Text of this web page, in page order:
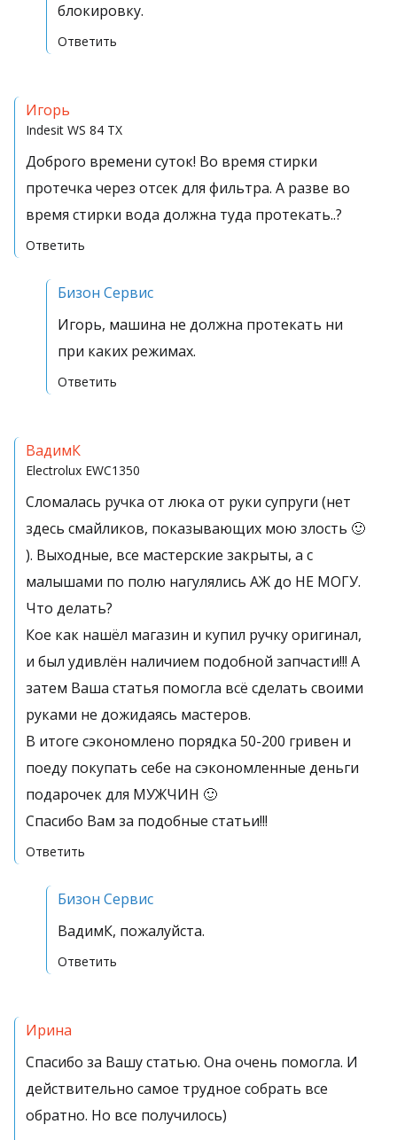
блокировку.
Ответить
Игорь
Indesit WS 84 TX
Доброго времени суток! Во время стирки
протечка через отсек для фильтра. А разве во
время стирки вода должна туда протекать..?
Ответить
Бизон Сервис
Игорь, машина не должна протекать ни
при каких режимах.
Ответить
ВадимК
Electrolux EWC1350
Сломалась ручка от люка от руки супруги (нет
здесь смайликов, показывающих мою злость 🙂
). Выходные, все мастерские закрыты, а с
малышами по полю нагулялись АЖ до НЕ МОГУ.
Что делать?
Кое как нашёл магазин и купил ручку оригинал,
и был удивлён наличием подобной запчасти!!! А
затем Ваша статья помогла всё сделать своими
руками не дожидаясь мастеров.
В итоге сэкономлено порядка 50-200 гривен и
поеду покупать себе на сэкономленные деньги
подарочек для МУЖЧИН 🙂
Спасибо Вам за подобные статьи!!!
Ответить
Бизон Сервис
ВадимК, пожалуйста.
Ответить
Ирина
Спасибо за Вашу статью. Она очень помогла. И
действительно самое трудное собрать все
обратно. Но все получилось)